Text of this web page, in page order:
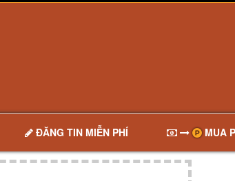
ĐĂNG TIN MIỄN PHÍ MUA